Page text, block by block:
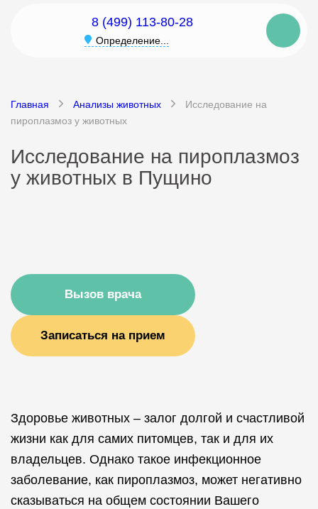
8 (499) 113-80-28
Определение...
Главная Анализы животных
Исследование на
пироплазмоз у животных
Исследование на пироплазмоз
у животных в Пущино
Вызов врача
Записаться на прием
Здоровье животных – залог долгой и счастливой
жизни как для самих питомцев, так и для их
владельцев. Однако такое инфекционное
заболевание, как пироплазмоз, может негативно
сказываться на общем состоянии Вашего